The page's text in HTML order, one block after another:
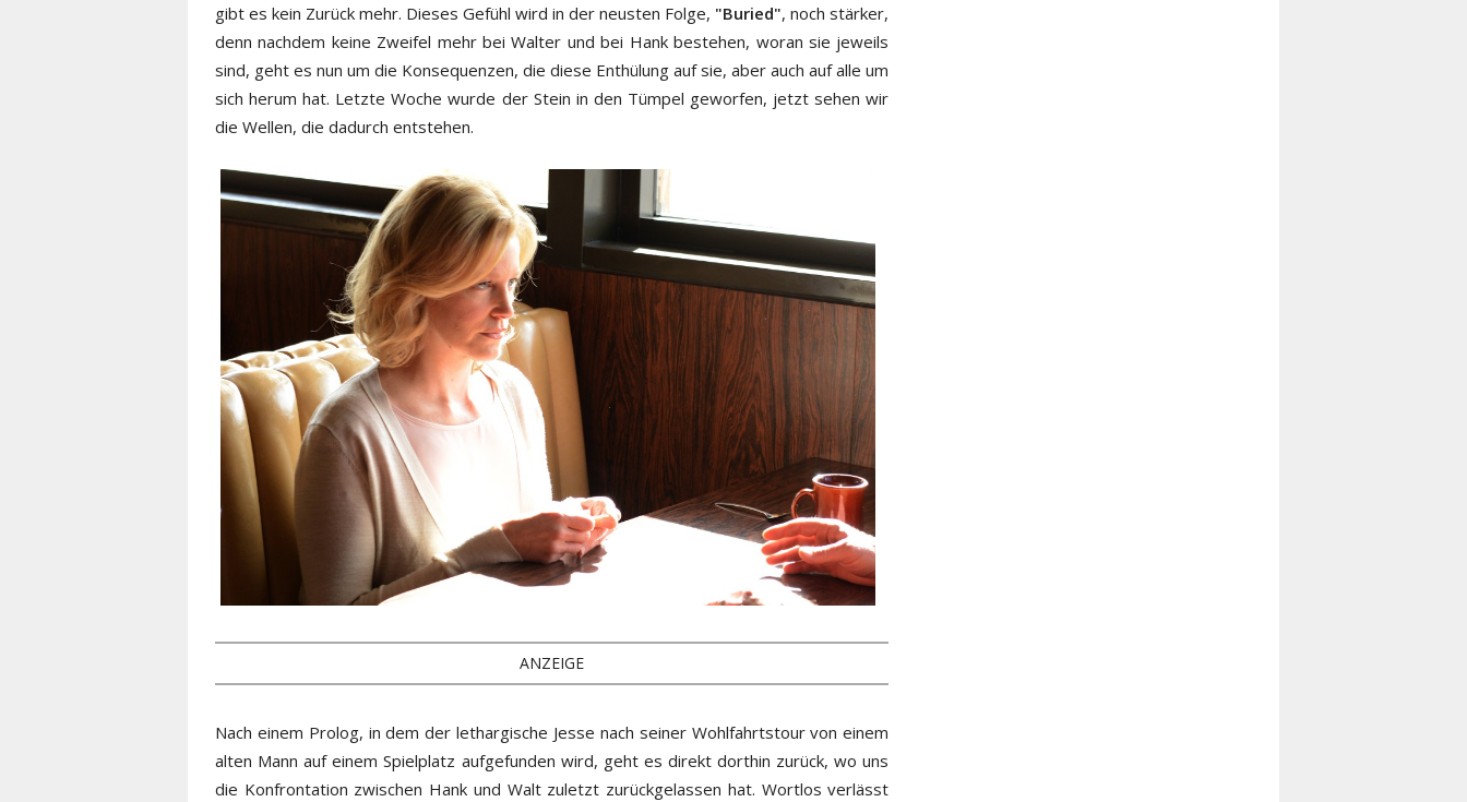
gibt es kein Zurück mehr. Dieses Gefühl wird in der neusten Folge, "Buried", noch stärker,
denn nachdem keine Zweifel mehr bei Walter und bei Hank bestehen, woran sie jeweils
sind, geht es nun um die Konsequenzen, die diese Enthülung auf sie, aber auch auf alle um
sich herum hat. Letzte Woche wurde der Stein in den Tümpel geworfen, jetzt sehen wir
die Wellen, die dadurch entstehen.
ANZEIGE
Nach einem Prolog, in dem der lethargische Jesse nach seiner Wohlfahrtstour von einem
alten Mann auf einem Spielplatz aufgefunden wird, geht es direkt dorthin zurück, wo uns
die Konfrontation zwischen Hank und Walt zuletzt zurückgelassen hat. Wortlos verlässt